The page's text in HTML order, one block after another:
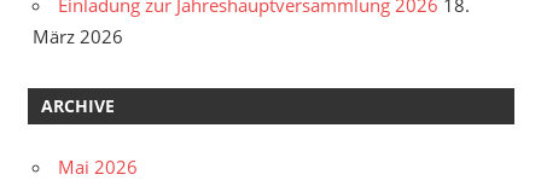
März 2026
ARCHIVE
Mai 2026